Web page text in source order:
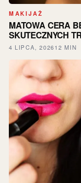
MAKIJAŻ
MATOWA CERA
SKUTECZNYCH
4 LIPCA, 202612 MIN